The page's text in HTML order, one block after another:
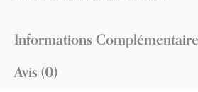
Informations
Avis (0)